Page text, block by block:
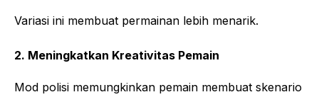
Variasi ini membuat permainan lebih menarik.
2. Meningkatkan Kreativitas Pemain
Mod polisi memungkinkan pemain membuat skenario